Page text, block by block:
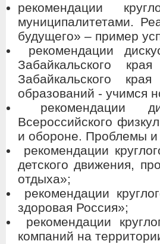
рекомендации
муниципалитетами.
будущего» – пример
рекомендации
Забайкальского
Забайкальского
образований - учимся
рекомендации
Всероссийского
и обороне. Проблемы
рекомендации
детского движения,
отдыха»;
рекомендации
здоровая Россия»;
рекомендации
компаний на